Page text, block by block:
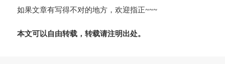
如果文章有写得不对的地方，欢迎指正~~~
本文可以自由转载，转载请注明出处。